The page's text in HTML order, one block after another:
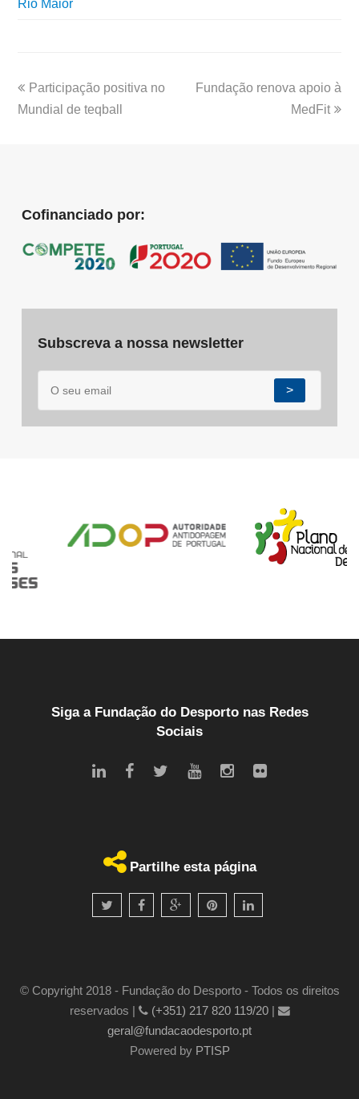
Rio Maior
Fundação renova apoio à
MedFit
Participação positiva no
Mundial de teqball
Cofinanciado por:
Subscreva a nossa newsletter
>
Siga a Fundação do Desporto nas Redes
Sociais
Partilhe esta página
© Copyright 2018 - Fundação do Desporto - Todos os direitos
reservados |
(+351) 217 820 119/20|
geral@fundacaodesporto.pt
Powered by PTISP